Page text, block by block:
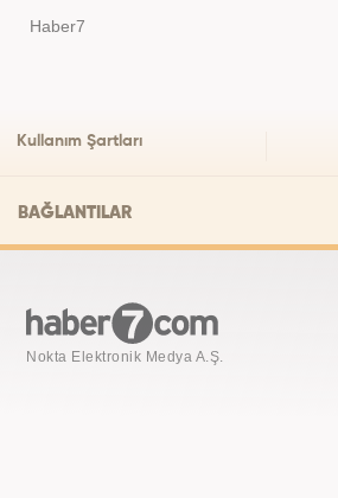
Haber7
Kullanım Şartları
BAĞLANTILAR
Nokta Elektronik Medya A.Ş.